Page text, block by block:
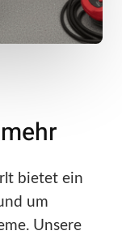
bietet ein
um
Unsere